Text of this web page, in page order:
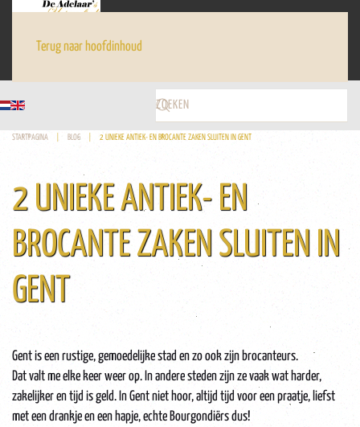
Terug naar hoofdinhoud
STARTPAGINA BLOG 2 UNIEKE ANTIEK- EN BROCANTE ZAKEN SLUITEN IN GENT
2 UNIEKE ANTIEK- EN
BROCANTE ZAKEN SLUITEN IN
GENT
Gent is een rustige, gemoedelijke stad en zo ook zijn brocanteurs.
Dat valt me elke keer weer op. In andere steden zijn ze vaak wat harder,
zakelijker en tijd is geld. In Gent niet hoor, altijd tijd voor een praatje, liefst
met een drankje en een hapje, echte Bourgondiërs dus!